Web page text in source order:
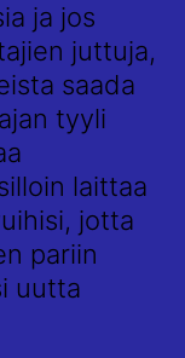
ja jos
juttuja,
saada
tyyli
laittaa
jotta
pariin
uutta